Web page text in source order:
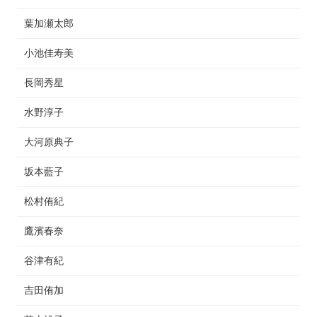
葉加瀬太郎
小池佳寿美
長岡秀星
水野淳子
大河原典子
坂本藍子
松村侑紀
鷹濱春奈
谷津有紀
吉田侑加